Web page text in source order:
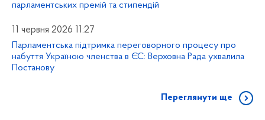
парламентських премій та стипендій
11 червня 2026 11:27
Парламентська підтримка переговорного процесу про
набуття Україною членства в ЄС: Верховна Рада ухвалила
Постанову
Переглянути ще